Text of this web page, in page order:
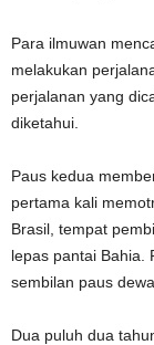
Para ilmuwan
melakukan
perjalanan yang
diketahui.
Paus kedua
pertama kali
Brasil, tempat
lepas pantai Bahia.
sembilan paus
Dua puluh dua